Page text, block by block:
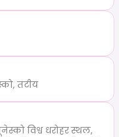
तटीय
विश्व धरोहर स्थल,